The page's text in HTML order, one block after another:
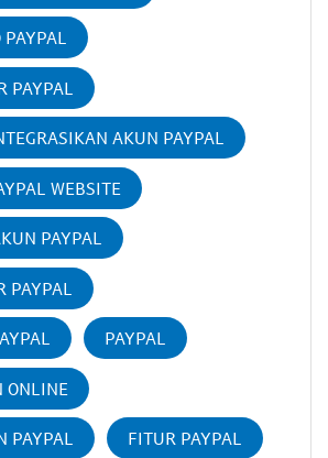
PAYPAL
AKUN PAYPAL
WEBSITE
PAYPAL
PAYPAL
PAYPAL
ONLINE
PAYPAL FITUR PAYPAL